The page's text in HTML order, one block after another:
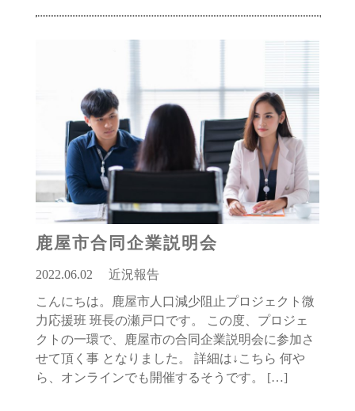
鹿屋市合同企業説明会
2022.06.02 近況報告
こんにちは。鹿屋市人口減少阻止プロジェクト微
力応援班 班長の瀬戸口です。 この度、プロジェ
クトの一環で、鹿屋市の合同企業説明会に参加さ
せて頂く事 となりました。 詳細は↓こちら 何や
ら、オンラインでも開催するそうです。 […]